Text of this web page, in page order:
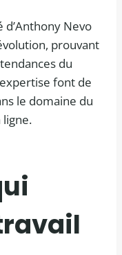
d’Anthony Nevo
prouvant
du
font de
le domaine du